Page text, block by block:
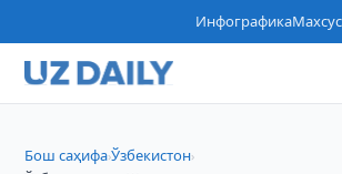
Инфографика
Бош саҳифа›Ўзбекистон›